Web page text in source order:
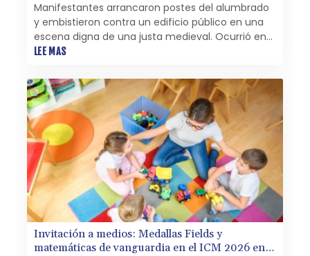
Manifestantes arrancaron postes del alumbrado
y embistieron contra un edificio público en una
escena digna de una justa medieval. Ocurrió en
México, sacudido por protestas a una semana del
LEE MAS
Invitación a medios: Medallas Fields y
matemáticas de vanguardia en el ICM 2026 en